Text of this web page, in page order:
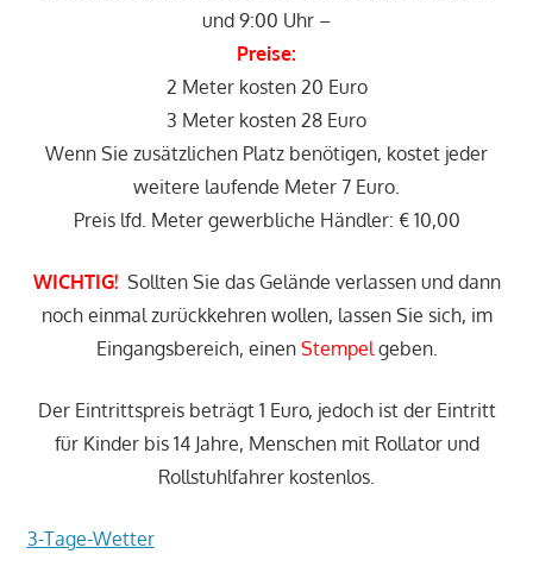
und 9:00 Uhr –
Preise:
2 Meter kosten 20 Euro
3 Meter kosten 28 Euro
Wenn Sie zusätzlichen Platz benötigen, kostet jeder
weitere laufende Meter 7 Euro.
Preis lfd. Meter gewerbliche Händler: € 10,00
WICHTIG!Sollten Sie das Gelände verlassen und dann
noch einmal zurückkehren wollen, lassen Sie sich, im
Eingangsbereich, einen Stempel geben.
Der Eintrittspreis beträgt 1 Euro, jedoch ist der Eintritt
für Kinder bis 14 Jahre, Menschen mit Rollator und
Rollstuhlfahrer kostenlos.
3-Tage-Wetter